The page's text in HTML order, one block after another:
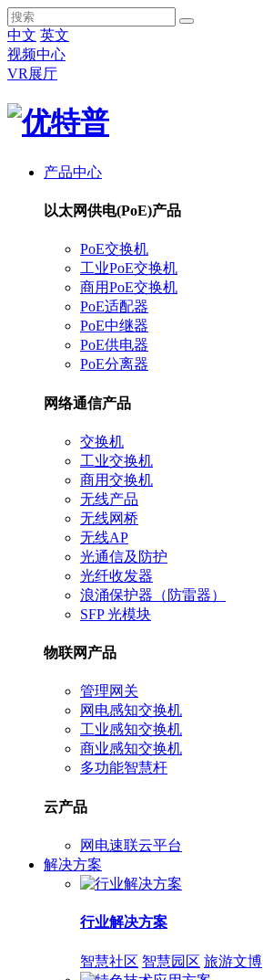
中文 英文
视频中心
VR展厅
产品中心
以太网供电(PoE)产品
PoE交换机
工业PoE交换机
商用PoE交换机
PoE适配器
PoE中继器
PoE供电器
PoE分离器
网络通信产品
交换机
工业交换机
商用交换机
无线产品
无线网桥
无线AP
光通信及防护
光纤收发器
浪涌保护器（防雷器）
SFP 光模块
物联网产品
管理网关
网电感知交换机
工业感知交换机
商业感知交换机
多功能智慧杆
云产品
网电速联云平台
解决方案
行业解决方案
智慧社区 智慧园区 旅游文博